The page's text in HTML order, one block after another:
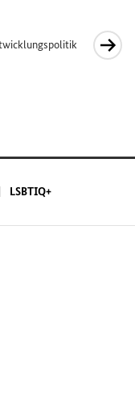
LSBTIQ+
Link
Link